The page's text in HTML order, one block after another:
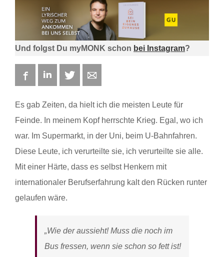
Und folgst Du myMONK schon bei Instagram?
FacebookLinkedIn Twitter
Es gab Zeiten, da hielt ich die meisten Leute für
Feinde. In meinem Kopf herrschte Krieg. Egal, wo ich
war. Im Supermarkt, in der Uni, beim U-Bahnfahren.
Diese Leute, ich verurteilte sie, ich verurteilte sie alle.
Mit einer Härte, dass es selbst Henkern mit
internationaler Berufserfahrung kalt den Rücken runter
gelaufen wäre.
„Wie der aussieht! Muss die noch im
Bus fressen, wenn sie schon so fett ist!